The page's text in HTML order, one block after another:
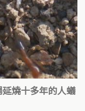
延燒十多年的人蟻